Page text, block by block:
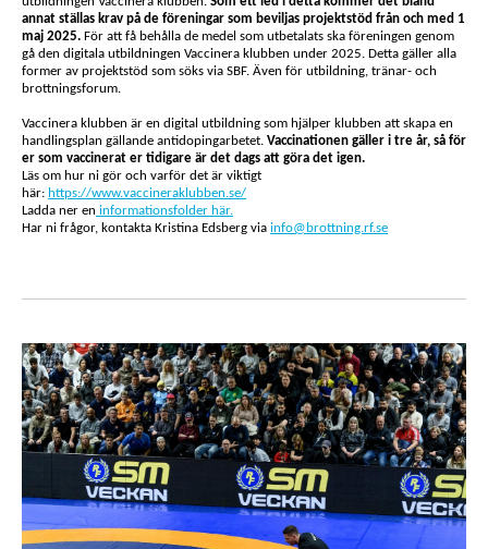
annat ställas krav på de föreningar som beviljas projektstöd från och med 1
maj 2025. För att få behålla de medel som utbetalats ska föreningen genom
gå den digitala utbildningen Vaccinera klubben under 2025. Detta gäller alla
former av projektstöd som söks via SBF. Även för utbildning, tränar- och
brottningsforum.
Vaccinera klubben är en digital utbildning som hjälper klubben att skapa en
handlingsplan gällande antidopingarbetet. Vaccinationen gäller i tre år, så för
er som vaccinerat er tidigare är det dags att göra det igen.
Läs om hur ni gör och varför det är viktigt
här: https://www.vaccineraklubben.se/
Ladda ner en informationsfolder här.
Har ni frågor, kontakta Kristina Edsberg via info@brottning.rf.se